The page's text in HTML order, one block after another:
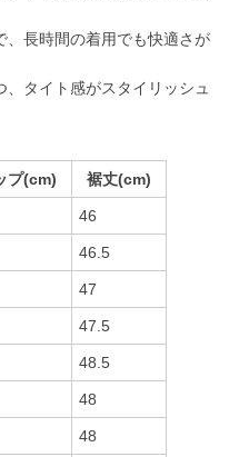
、長時間の着用でも快適さが
タイト感がスタイリッシュ
プ(cm) 裾丈(cm)
46
46.5
47
47.5
48.5
48
48